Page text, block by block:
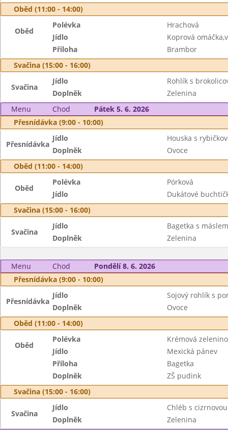
Oběd (11:00 - 14:00)
Oběd
Polévka
Hrachová
Jídlo
Koprová
Příloha
Brambor
Svačina (15:00 - 16:00)
Svačina
Jídlo
Rohlík s
Doplněk
Zelenina
Menu
Chod
Pátek 5. 6. 2026
Přesnídávka (9:00 - 10:00)
Přesnídávka
Jídlo
Houska s
Doplněk
Ovoce
Oběd (11:00 - 14:00)
Oběd
Polévka
Pórková
Jídlo
Dukátové
Svačina (15:00 - 16:00)
Svačina
Jídlo
Bagetka s
Doplněk
Zelenina
Menu Chod
Pondělí 8. 6. 2026
Přesnídávka (9:00 - 10:00)
Přesnídávka
Jídlo
Sojový rohlík s
Doplněk
Ovoce
Oběd (11:00 - 14:00)
Oběd
Polévka
Krémová
Jídlo
Mexická pánev
Příloha
Bagetka
Doplněk
ZŠ pudink
Svačina (15:00 - 16:00)
Svačina
Jídlo
Chléb s
Doplněk
Zelenina